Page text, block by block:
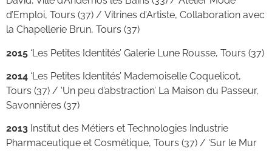
d’Emploi, Tours (37) / Vitrines d’Artiste, Collaboration avec
la Chapellerie Brun, Tours (37)
2015 ‘Les Petites Identités’ Galerie Lune Rousse, Tours (37)
2014 ‘Les Petites Identités’ Mademoiselle Coquelicot,
Tours (37) / ‘Un peu d’abstraction’ La Maison du Passeur,
Savonnières (37)
2013 Institut des Métiers et Technologies Industrie
Pharmaceutique et Cosmétique, Tours (37) / ‘Sur le Mur